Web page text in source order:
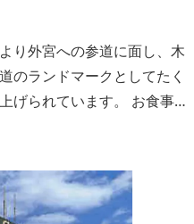
り外宮への参道に面し、木
のランドマークとしてたく
げられています。 お食事も
ちに堪能できるとご好評い